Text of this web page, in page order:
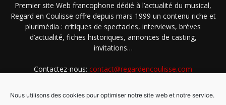
Nous utilisons des cookies pour optimiser notre site web et notre service.
Premier site Web francophone dédié à l’actualité du musical,
Regard en Coulisse offre depuis mars 1999 un contenu riche et
plurimédia : critiques de spectacles, interviews, brèves
d’actualité, fiches historiques, annonces de casting,
invitations…
Contactez-nous: contact@regardencoulisse.com